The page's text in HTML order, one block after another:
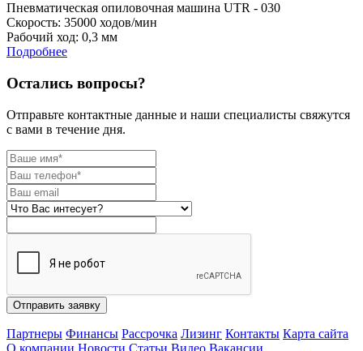
Пневматическая опиловочная машина UTR - 030
Скорость: 35000 ходов/мин
Рабочий ход: 0,3 мм
Подробнее
Остались вопросы?
Отправьте контактные данные и наши специалисты свяжутся
с вами в течение дня.
Отправить заявку
Партнеры Финансы Рассрочка Лизинг Контакты Карта сайта
О компании Новости Статьи Видео Вакансии